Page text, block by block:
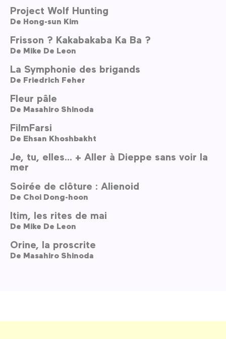
Project Wolf Hunting
De Hong-sun Kim
Frisson ? Kakabakaba Ka Ba ?
De Mike De Leon
La Symphonie des brigands
De Friedrich Feher
Fleur pâle
De Masahiro Shinoda
FilmFarsi
De Ehsan Khoshbakht
Je, tu, elles… + Aller à Dieppe sans voir la
mer
Soirée de clôture : Alienoid
De Choi Dong-hoon
Itim, les rites de mai
De Mike De Leon
Orine, la proscrite
De Masahiro Shinoda